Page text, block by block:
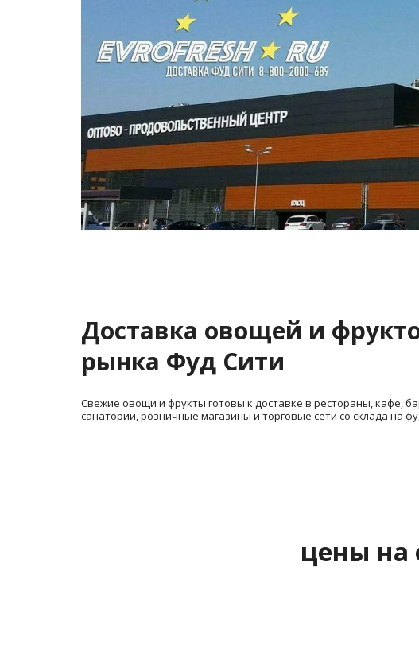
Доставка овощей и
рынка Фуд Сити
Свежие овощи и фрукты готовы к доставке в рестораны, кафе,
санатории, розничные магазины и торговые сети со склада на
цены